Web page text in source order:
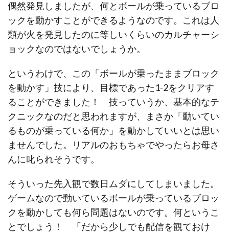
偶然発見しましたが、何とボールが乗っているブロ
ックを動かすことができるようなのです。これは人
類が火を発見したのに等しいくらいのカルチャーシ
ョックなのではないでしょうか。
というわけで、この「ボールが乗ったままブロック
を動かす」技により、目標であった1-2をクリアす
ることができました！ 技っていうか、基本的なテ
クニックなのだと思われますが、まさか「動いてい
るものが乗っている何か」を動かしていいとは思い
ませんでした。リアルのおもちゃでやったらお母さ
んに叱られそうです。
そういった先入観で数日ムダにしてしまいました。
ゲームなので動いているボールが乗っているブロッ
クを動かしても何ら問題はないのです。何というこ
とでしょう！ 「だから少しでも配信を観ておけ